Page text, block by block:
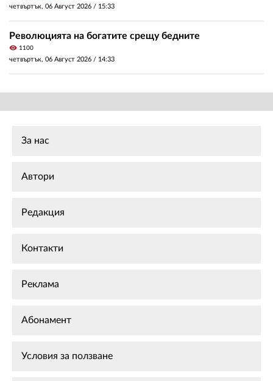
четвъртък, 06 Август 2026 / 15:33
Революцията на богатите срещу бедните
visibility 1100
четвъртък, 06 Август 2026 / 14:33
За нас
Автори
Редакция
Контакти
Реклама
Абонамент
Условия за ползване